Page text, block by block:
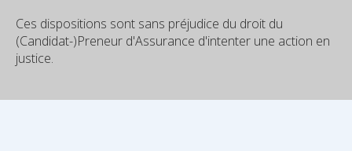
Ces dispositions sont sans préjudice du droit du
(Candidat-)Preneur d'Assurance d'intenter une action en
justice.